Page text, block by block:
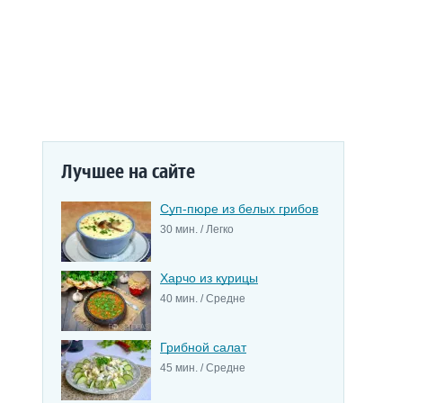
Лучшее на сайте
Суп-пюре из белых грибов
30 мин. / Легко
Харчо из курицы
40 мин. / Средне
Грибной салат
45 мин. / Средне